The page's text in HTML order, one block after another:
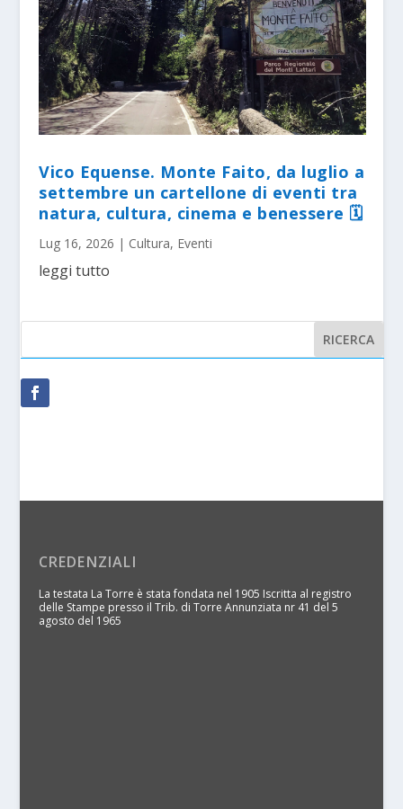
Vico Equense. Monte Faito, da luglio a
settembre un cartellone di eventi tra
natura, cultura, cinema e benessere 🗓
Lug 16, 2026 | Cultura, Eventi
leggi tutto
CREDENZIALI
La testata La Torre è stata fondata nel 1905 Iscritta al registro
delle Stampe presso il Trib. di Torre Annunziata nr 41 del 5
agosto del 1965